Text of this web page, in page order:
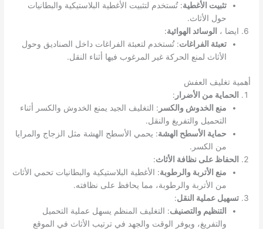
تثبيت الأغطية: تُستخدم لتثبيت الأغطية البلاستيكية والبطانيات
حول الأثاث.
ايضا ، الوسائد الهوائية:
تعبئة الفراغات: تُستخدم لتعبئة الفراغات داخل الصناديق وحول
الأثاث لمنع الحركة غير المرغوب فيها أثناء النقل.
أهمية تغليف العفش
الحماية من الأضرار :
منع الخدوش والكسر : التغليف الجيد يمنع الخدوش والكسر أثناء
التحميل والتفريغ والنقل.
حماية الأسطح الهشة: يحمي الأسطح الهشة مثل الزجاج والمرايا
من الكسر.
الحفاظ على نظافة الأثاث:
منع الأتربة والرطوبة: الأغطية البلاستيكية والبطانيات تحمي الأثاث
من الأتربة والرطوبة، مما يحافظ على نظافته.
تسهيل عملية النقل:
التنظيم والتصنيف: التغليف المنظم يسهل عملية التحميل
والتفريغ، ويوفر الوقت والجهد في ترتيب الأثاث في الموقع